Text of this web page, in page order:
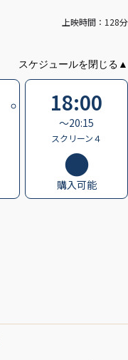
上映時間：128分
18:00
〜20:15
スクリーン４
購入可能